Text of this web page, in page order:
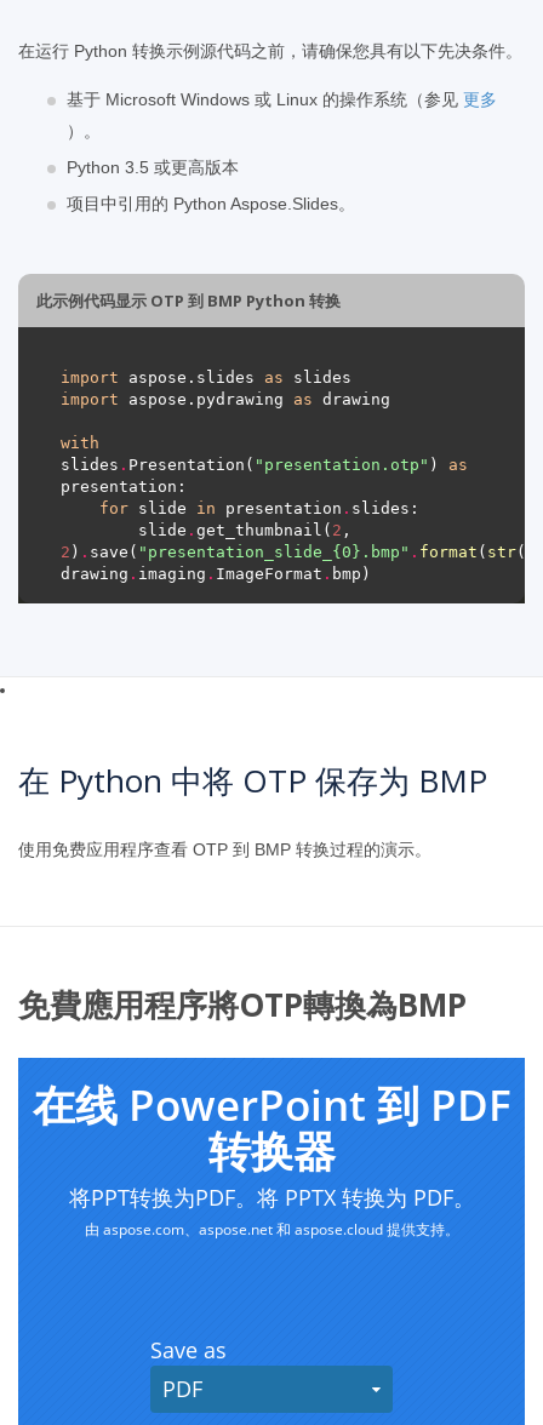
在运行 Python 转换示例源代码之前，请确保您具有以下先决条件。
基于 Microsoft Windows 或 Linux 的操作系统（参见 更多
）。
Python 3.5 或更高版本
项目中引用的 Python Aspose.Slides。
此示例代码显示 OTP 到 BMP Python 转换
import aspose.slides as
import aspose.pydrawing as
with
slides . Presentation( "presentation.otp" ) as
for slide in presentation .
        slide
. get_thumbnail( 2
2 ) . save( "presentation_slide_ {0} .bmp" . format ( str
drawing . imaging . ImageFormat .
在 Python 中将 OTP 保存为 BMP
使用免费应用程序查看 OTP 到 BMP 转换过程的演示。
免費應用程序將OTP轉換為BMP